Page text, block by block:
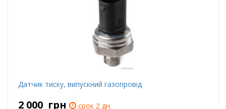
Датчик тиску, випускний газопровід
2 000 грн срок 2 дн.